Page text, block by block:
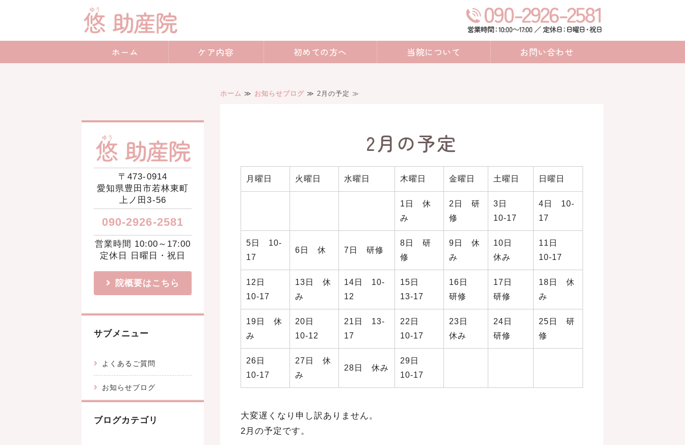
愛知県豊田市でベビーマッサージ・産後ケアならハーブを感じる悠助産院
ホーム ケア内容 初めての方へ 当院について お問い合わせ
ホーム ≫ お知らせブログ ≫ 2月の予定 ≫
2月の予定
月曜日 火曜日 水曜日 木曜日 金曜日 土曜日 日曜日
1日 休
み
2日 研
修
3日
10‐17
4日 10‐
17
5日 10‐
17
6日 休 7日 研修
8日 研
修
9日 休
み
10日
休み
11日
10‐17
12日
10‐17
13日 休
み
14日 10‐
12
15日
13‐17
16日
研修
17日
研修
18日 休
み
19日 休
み
20日
10‐12
21日 13‐
17
22日
10‐17
23日
休み
24日
研修
25日 研
修
26日
10‐17
27日 休
み
28日 休み
29日
10‐17
大変遅くなり申し訳ありません。
2月の予定です。
〒473-0914
愛知県豊田市若林東町
上ノ田3-56
090-2926-2581
営業時間 10:00～17:00
定休日 日曜日・祝日
院概要はこちら
サブメニュー
よくあるご質問
お知らせブログ
ブログカテゴリ